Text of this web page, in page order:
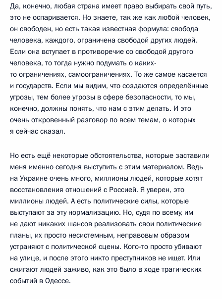
Да, конечно, любая страна имеет право выбирать свой путь,
это не оспаривается. Но знаете, так же как любой человек,
он свободен, но есть такая известная формула: свобода
человека, каждого, ограничена свободой других людей.
Если она вступает в противоречие со свободой другого
человека, то тогда нужно подумать о каких-
то ограничениях, самоограничениях. То же самое касается
и государств. Если мы видим, что создаются определённые
угрозы, тем более угрозы в сфере безопасности, то мы,
конечно, должны понять, что нам с этим делать. И это
очень откровенный разговор по всем темам, о которых
я сейчас сказал.
Но есть ещё некоторые обстоятельства, которые заставили
меня именно сегодня выступить с этим материалом. Ведь
на Украине очень много, миллионы людей, которые хотят
восстановления отношений с Россией. Я уверен, это
миллионы людей. А есть политические силы, которые
выступают за эту нормализацию. Но, судя по всему, им
не дают никаких шансов реализовать свои политические
планы, их просто несистемным, неправовым образом
устраняют с политической сцены. Кого-то просто убивают
на улице, и после этого никто преступников не ищет. Или
сжигают людей заживо, как это было в ходе трагических
событий в Одессе.